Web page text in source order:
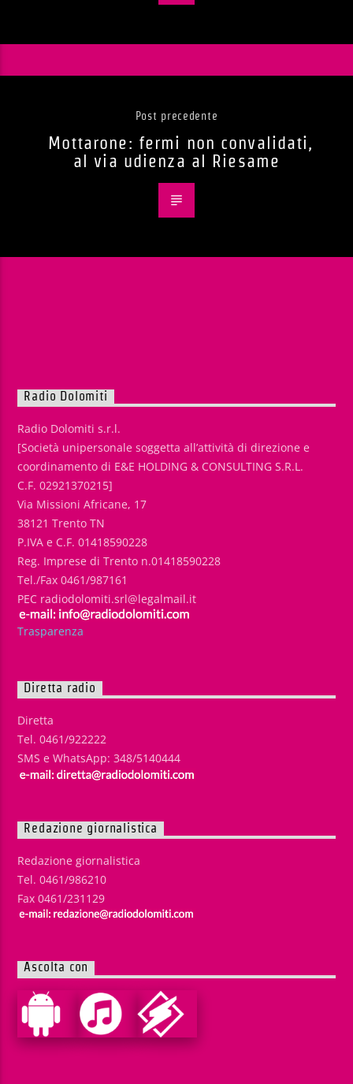
Post precedente
Mottarone: fermi non convalidati,
al via udienza al Riesame
Radio Dolomiti
Radio Dolomiti s.r.l.
[Società unipersonale soggetta all’attività di direzione e
coordinamento di E&E HOLDING & CONSULTING S.R.L.
C.F. 02921370215]
Via Missioni Africane, 17
38121 Trento TN
P.IVA e C.F. 01418590228
Reg. Imprese di Trento n.01418590228
Tel./Fax 0461/987161
PEC radiodolomiti.srl@legalmail.it
Trasparenza
Diretta radio
Diretta
Tel. 0461/922222
SMS e WhatsApp: 348/5140444
Redazione giornalistica
Redazione giornalistica
Tel. 0461/986210
Fax 0461/231129
Ascolta con